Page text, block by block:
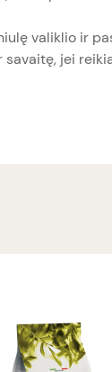
valiklio ir
jei